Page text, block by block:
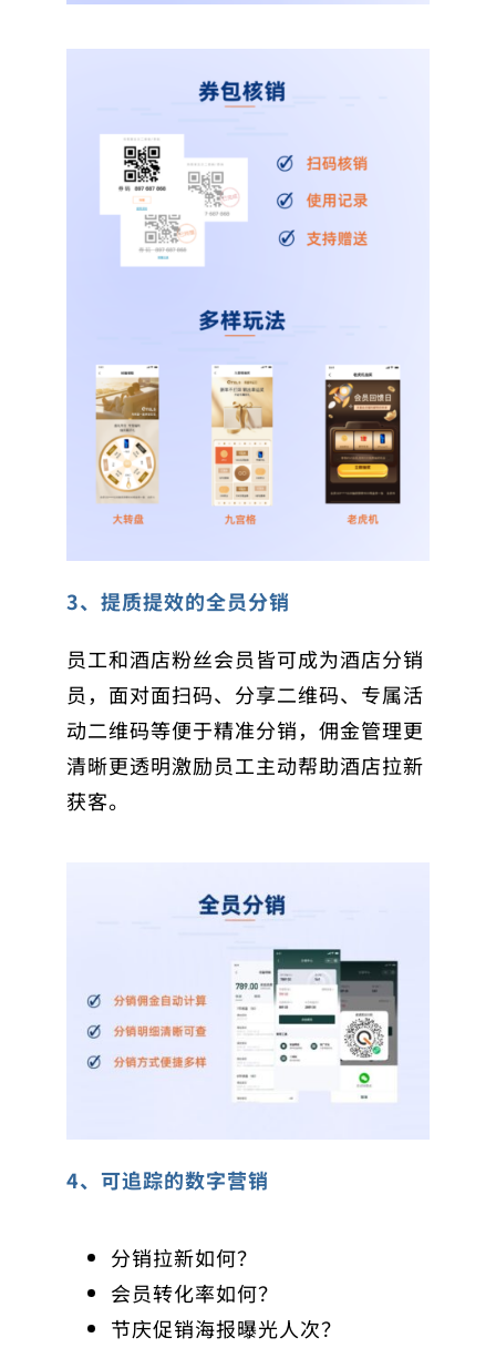
3、提质提效的全员分销
员工和酒店粉丝会员皆可成为酒店分销
员，面对面扫码、分享二维码、专属活
动二维码等便于精准分销，佣金管理更
清晰更透明激励员工主动帮助酒店拉新
获客。
4、可追踪的数字营销
分销拉新如何？
会员转化率如何？
节庆促销海报曝光人次？